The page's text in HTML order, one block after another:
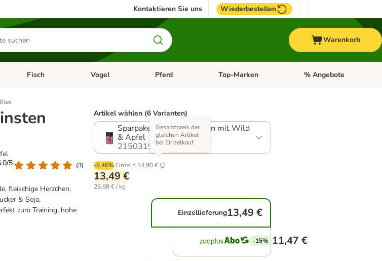
Kontaktieren Sie uns Wiederbestellen
Warenkorb
Hundefutter & Zubehör
Kategorie-Menü öffnen: Kleintier
Fisch Kategorie-Menü öffnen: Fisch
Vogel Kategorie-Menü öffnen: Vogel
Pferd Kategorie-Menü öffnen: Pferd
Top-Marken Kategorie-Menü öffnen:
% Angebote
5
(3)
fleischige Herzchen,
& Soja,
zum Training, hohe
Artikel wählen (6 Varianten)
Sparpaket: 10 x 50 g Huhn mit Wild
& Apfel
2150319.5
-9.46% Einzeln 14,90 €
Gesamtpreis der
gleichen Artikel
bei Einzelkauf
13,49 €
26,98 € / kg
Einzellieferung13,49 €
-15% 11,47 €